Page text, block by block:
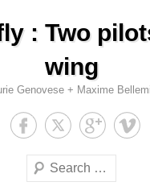
: Two
wing
Genovese + Maxime
Recherche